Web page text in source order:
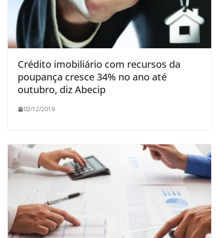
Crédito imobiliário com recursos da
poupança cresce 34% no ano até
outubro, diz Abecip
02/12/2019